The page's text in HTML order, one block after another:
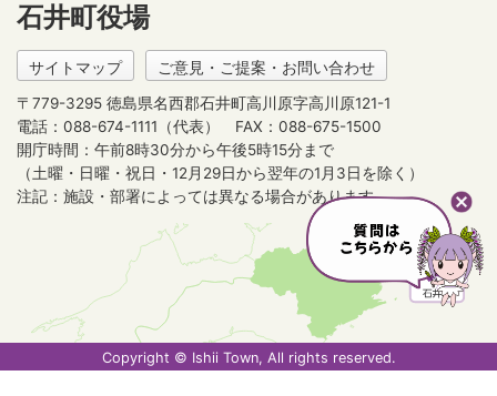
石井町役場
サイトマップ ご意見・ご提案・お問い合わせ
〒779-3295 徳島県名西郡石井町高川原字高川原121-1
電話：088-674-1111（代表）
FAX：088-675-1500
開庁時間：午前8時30分から午後5時15分まで
（土曜・日曜・祝日・12月29日から翌年の1月3日を除く）
注記：施設・部署によっては異なる場合があります。
Copyright © Ishii Town, All rights reserved.